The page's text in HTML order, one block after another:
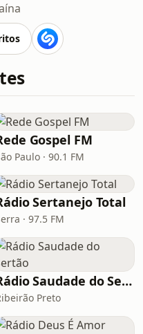
Gospel FM
Paulo · 90.1 FM
Sertanejo Total
· 97.5 FM
Rádio Saudade do Sertão
Preto